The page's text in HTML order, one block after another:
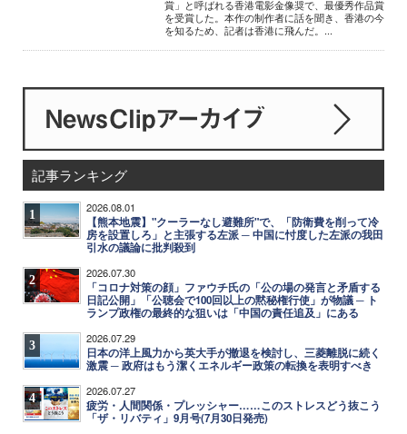
賞」と呼ばれる香港電影金像奨で、最優秀作品賞
を受賞した。本作の制作者に話を聞き、香港の今
を知るため、記者は香港に飛んだ。...
記事ランキング
1 2026.08.01
【熊本地震】"クーラーなし避難所"で、「防衛費を削って冷
房を設置しろ」と主張する左派 ─ 中国に忖度した左派の我田
引水の議論に批判殺到
2 2026.07.30
「コロナ対策の顔」ファウチ氏の「公の場の発言と矛盾する
日記公開」「公聴会で100回以上の黙秘権行使」が物議 ─ ト
ランプ政権の最終的な狙いは「中国の責任追及」にある
3 2026.07.29
日本の洋上風力から英大手が撤退を検討し、三菱離脱に続く
激震 ─ 政府はもう潔くエネルギー政策の転換を表明すべき
4 2026.07.27
疲労・人間関係・プレッシャー……このストレスどう抜こう
「ザ・リバティ」9月号(7月30日発売)